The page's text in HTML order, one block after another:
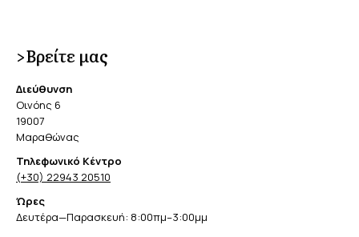
>Βρείτε μας
Διεύθυνση
Οινόης 6
19007
Μαραθώνας
Τηλεφωνικό Κέντρο
(+30) 22943 20510
Ώρες
Δευτέρα—Παρασκευή: 8:00πμ–3:00μμ